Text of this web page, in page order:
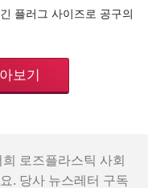
플러그 사이즈로 공구의
보기
로즈플라스틱 사회
. 당사 뉴스레터 구독